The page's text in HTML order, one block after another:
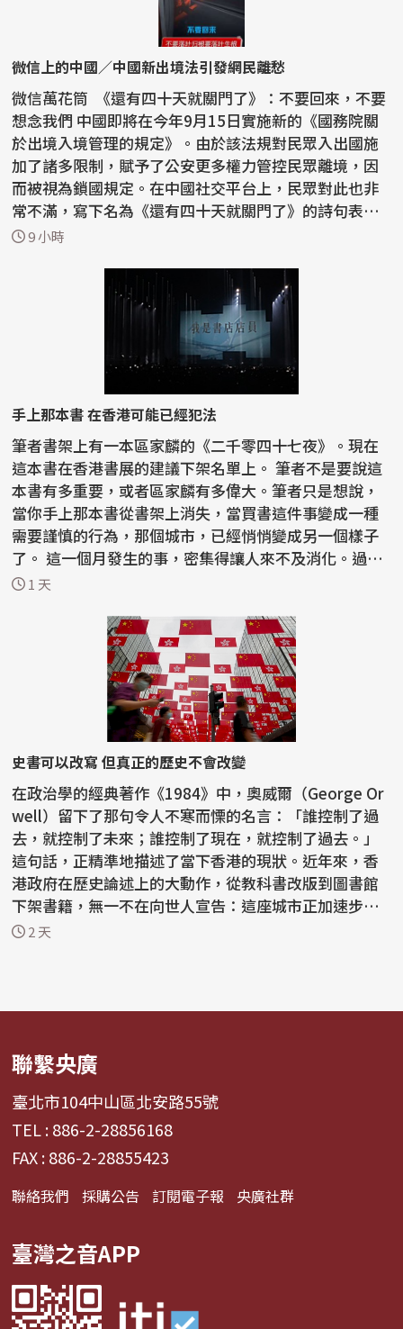
微信上的中國／中國新出境法引發網民離愁
微信萬花筒 《還有四十天就關門了》：不要回來，不要
想念我們 中國即將在今年9月15日實施新的《國務院關
於出境入境管理的規定》。由於該法規對民眾入出國施
加了諸多限制，賦予了公安更多權力管控民眾離境，因
而被視為鎖國規定。在中國社交平台上，民眾對此也非
常不滿，寫下名為《還有四十天就關門了》的詩句表達
憤怒...
9 小時
手上那本書 在香港可能已經犯法
筆者書架上有一本區家麟的《二千零四十七夜》。現在
這本書在香港書展的建議下架名單上。 筆者不是要說這
本書有多重要，或者區家麟有多偉大。筆者只是想說，
當你手上那本書從書架上消失，當買書這件事變成一種
需要謹慎的行為，那個城市，已經悄悄變成另一個樣子
了。 這一個月發生的事，密集得讓人來不及消化。過去
半...1 天
史書可以改寫 但真正的歷史不會改變
在政治學的經典著作《1984》中，奧威爾（George Or
well）留下了那句令人不寒而慄的名言：「誰控制了過
去，就控制了未來；誰控制了現在，就控制了過去。」
這句話，正精準地描述了當下香港的現狀。近年來，香
港政府在歷史論述上的大動作，從教科書改版到圖書館
下架書籍，無一不在向世人宣告：這座城市正加速步入
一種由...
2 天
聯繫央廣
臺北市104中山區北安路55號
TEL : 886-2-28856168
FAX : 886-2-28855423
聯絡我們 採購公告 訂閱電子報 央廣社群
臺灣之音APP